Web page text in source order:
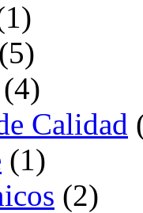
(5)
(4)
Calidad
(1)
(2)